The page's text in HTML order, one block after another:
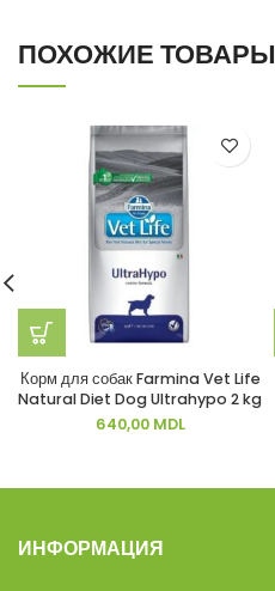
ПОХОЖИЕ ТОВАРЫ
Корм для собак Farmina Vet Life
Natural Diet Dog Ultrahypo 2 kg
640,00 MDL
ИНФОРМАЦИЯ